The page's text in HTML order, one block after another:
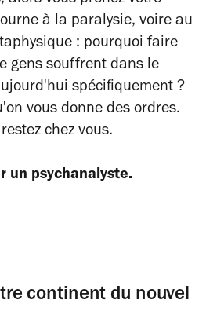
à la paralysie, voire au
: pourquoi faire
gens souffrent dans le
spécifiquement ?
vous donne des ordres.
chez vous.
un psychanalyste.
continent du nouvel